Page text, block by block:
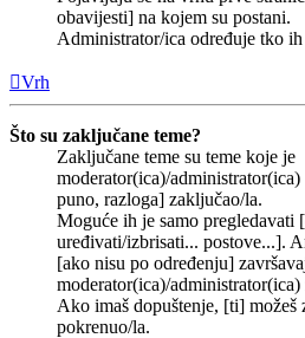
obavijesti] na kojem su postani.
Administrator/ica određuje tko
Vrh
Što su zaključane teme?
Zaključane teme su teme koje je
moderator(ica)/
puno, razloga] zaključao/la.
Moguće ih je samo pregledavati
uređivati/izbrisati... postove...].
[ako nisu po određenju]
moderator(ica)/
Ako imaš dopuštenje, [ti] možeš
pokrenuo/la.